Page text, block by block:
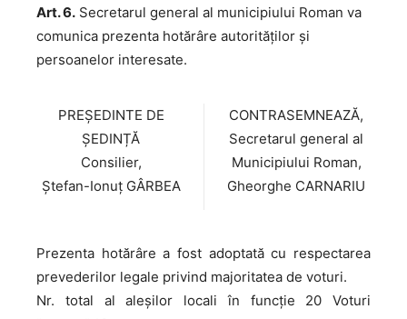
Art. 6. Secretarul general al municipiului Roman va
comunica prezenta hotărâre autorităţilor şi
persoanelor interesate.
PREȘEDINTE DE
ȘEDINȚĂ
Consilier,
Ștefan-Ionuț GÂRBEA
CONTRASEMNEAZĂ,
Secretarul general al
Municipiului Roman,
Gheorghe CARNARIU
Prezenta hotărâre a fost adoptată cu respectarea
prevederilor legale privind majoritatea de voturi.
Nr. total al aleșilor locali în funcție 20 Voturi